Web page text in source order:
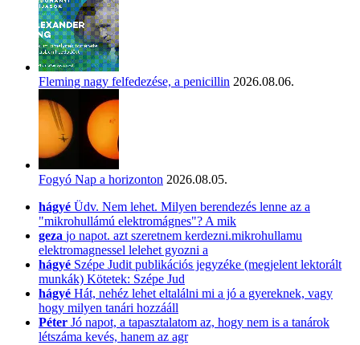
Fleming nagy felfedezése, a penicillin 2026.08.06.
Fogyó Nap a horizonton 2026.08.05.
hágyé Üdv. Nem lehet. Milyen berendezés lenne az a
"mikrohullámú elektromágnes"? A mik
geza jo napot. azt szeretnem kerdezni.mikrohullamu
elektromagnessel lelehet gyozni a
hágyé Szépe Judit publikációs jegyzéke (megjelent lektorált
munkák) Kötetek: Szépe Jud
hágyé Hát, nehéz lehet eltalálni mi a jó a gyereknek, vagy
hogy milyen tanári hozzááll
Péter Jó napot, a tapasztalatom az, hogy nem is a tanárok
létszáma kevés, hanem az agr